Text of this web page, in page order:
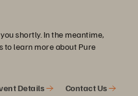
shortly. In the meantime,
learn more about Pure
Details Contact Us